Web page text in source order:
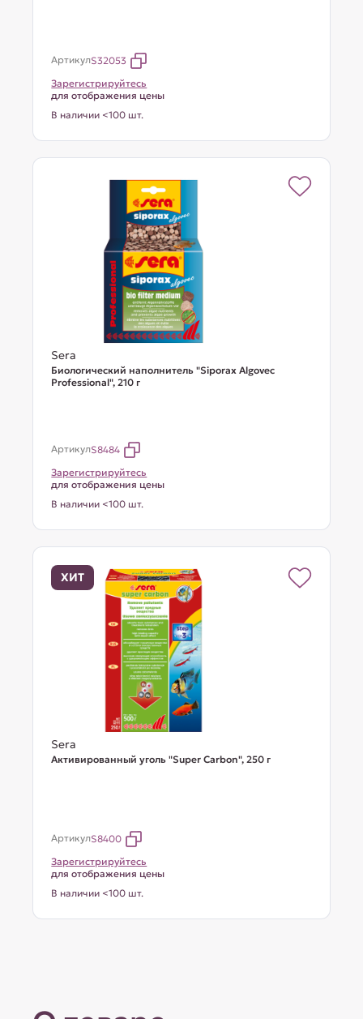
АртикулS32053
Зарегистрируйтесь
для отображения цены
В наличии <100 шт.
Sera
Биологический наполнитель "Siporax Algovec
Professional", 210 г
АртикулS8484
Зарегистрируйтесь
для отображения цены
В наличии <100 шт.
ХИТ
Sera
Активированный уголь "Super Carbon", 250 г
АртикулS8400
Зарегистрируйтесь
для отображения цены
В наличии <100 шт.